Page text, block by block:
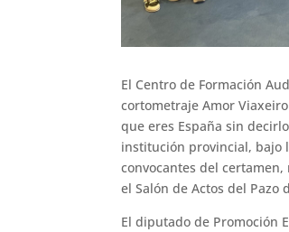
El Centro de Formación
cortometraje Amor
que eres España sin
institución provincial, bajo
convocantes del
el Salón de Actos del Pazo
El diputado de Promoción